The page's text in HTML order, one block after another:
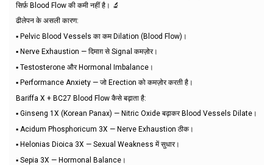
सिर्फ़ Blood Flow की कमी नहीं है। 🔬
ढीलेपन के असली कारण:
▪️ Pelvic Blood Vessels का कम Dilation (Blood Flow)।
▪️ Nerve Exhaustion — दिमाग़ से Signal कमज़ोर।
▪️ Testosterone और Hormonal Imbalance।
▪️ Performance Anxiety — जो Erection को कमज़ोर करती है।
Bariffa X + BC27 Blood Flow कैसे बढ़ाता है:
▪️ Ginseng 1X (Korean Panax) — Nitric Oxide बढ़ाकर Blood Vessels Dilate।
▪️ Acidum Phosphoricum 3X — Nerve Exhaustion ठीक।
▪️ Helonias Dioica 3X — Sexual Weakness में सुधार।
▪️ Sepia 3X — Hormonal Balance।